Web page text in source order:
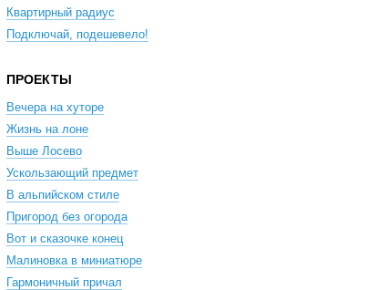
Квартирный радиус
Подключай, подешевело!
ПРОЕКТЫ
Вечера на хуторе
Жизнь на лоне
Выше Лосево
Ускользающий предмет
В альпийском стиле
Пригород без огорода
Вот и сказочке конец
Малиновка в миниатюре
Гармоничный причал